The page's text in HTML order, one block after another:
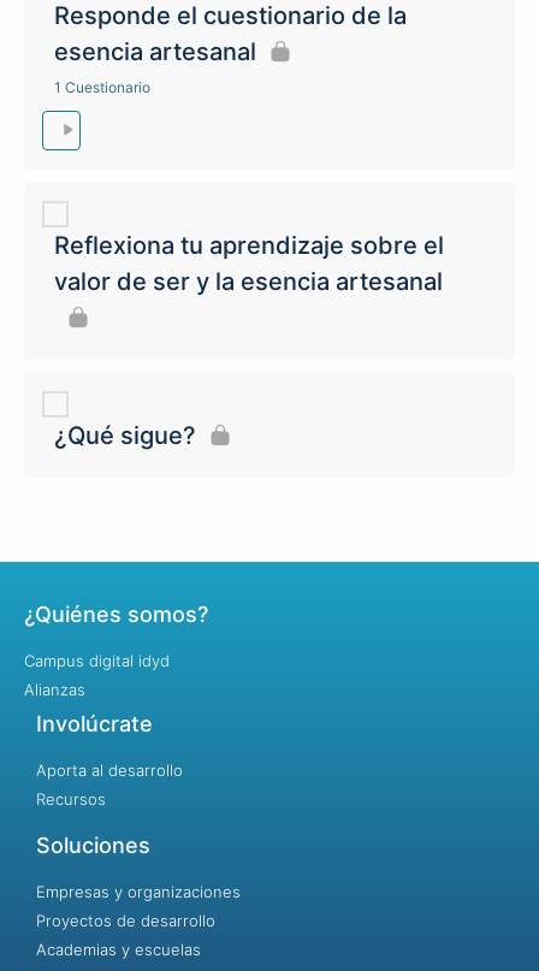
Responde el cuestionario de la
esencia artesanal
1 Cuestionario
Reflexiona tu aprendizaje sobre el
valor de ser y la esencia artesanal
¿Qué sigue?
¿Quiénes somos?
Campus digital idyd
Alianzas
Involúcrate
Aporta al desarrollo
Recursos
Soluciones
Empresas y organizaciones
Proyectos de desarrollo
Academias y escuelas